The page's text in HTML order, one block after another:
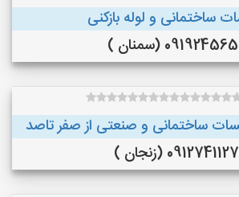
ساختمانی و لوله بازکنی
(سمنان )
ساختمانی و صنعتی از صفر تاصد
(زنجان )